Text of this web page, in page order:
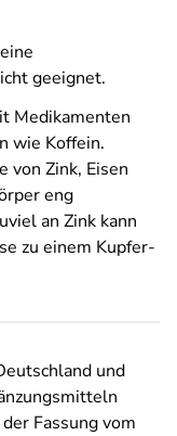
geeignet.
Medikamenten
wie Koffein.
von Zink, Eisen
eng
an Zink kann
zu einem Kupfer-
und
Fassung vom